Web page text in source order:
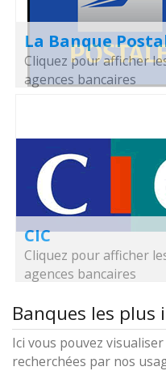
La Banque
Cliquez pour afficher
agences bancaires
CIC
Cliquez pour afficher
agences bancaires
Banques les
Ici vous pouvez
recherchées par nos